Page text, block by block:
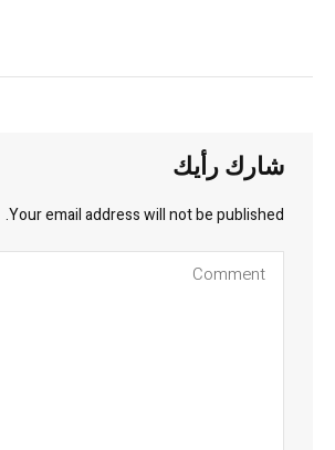
شارك رأيك
Your email address will not be published.